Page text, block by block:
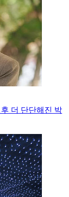
더 단단해진 박